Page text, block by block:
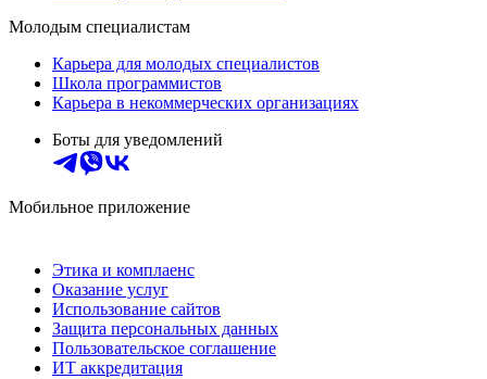
Молодым специалистам
Карьера для молодых специалистов
Школа программистов
Карьера в некоммерческих организациях
Боты для уведомлений
Мобильное приложение
Этика и комплаенс
Оказание услуг
Использование сайтов
Защита персональных данных
Пользовательское соглашение
ИТ аккредитация